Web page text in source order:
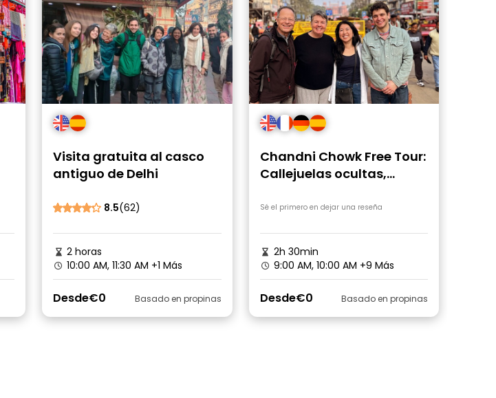
Visita gratuita al casco
antiguo de Delhi
8.5(62)
2 horas
10:00 AM, 11:30 AM +1 Más
Desde€0 Basado en propinas
Chandni Chowk Free Tour:
Callejuelas ocultas,
especias y TukTuk
Sé el primero en dejar una reseña
2h 30min
9:00 AM, 10:00 AM +9 Más
Desde€0 Basado en propinas